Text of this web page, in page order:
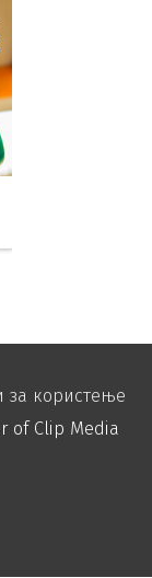
за користење
of Clip Media